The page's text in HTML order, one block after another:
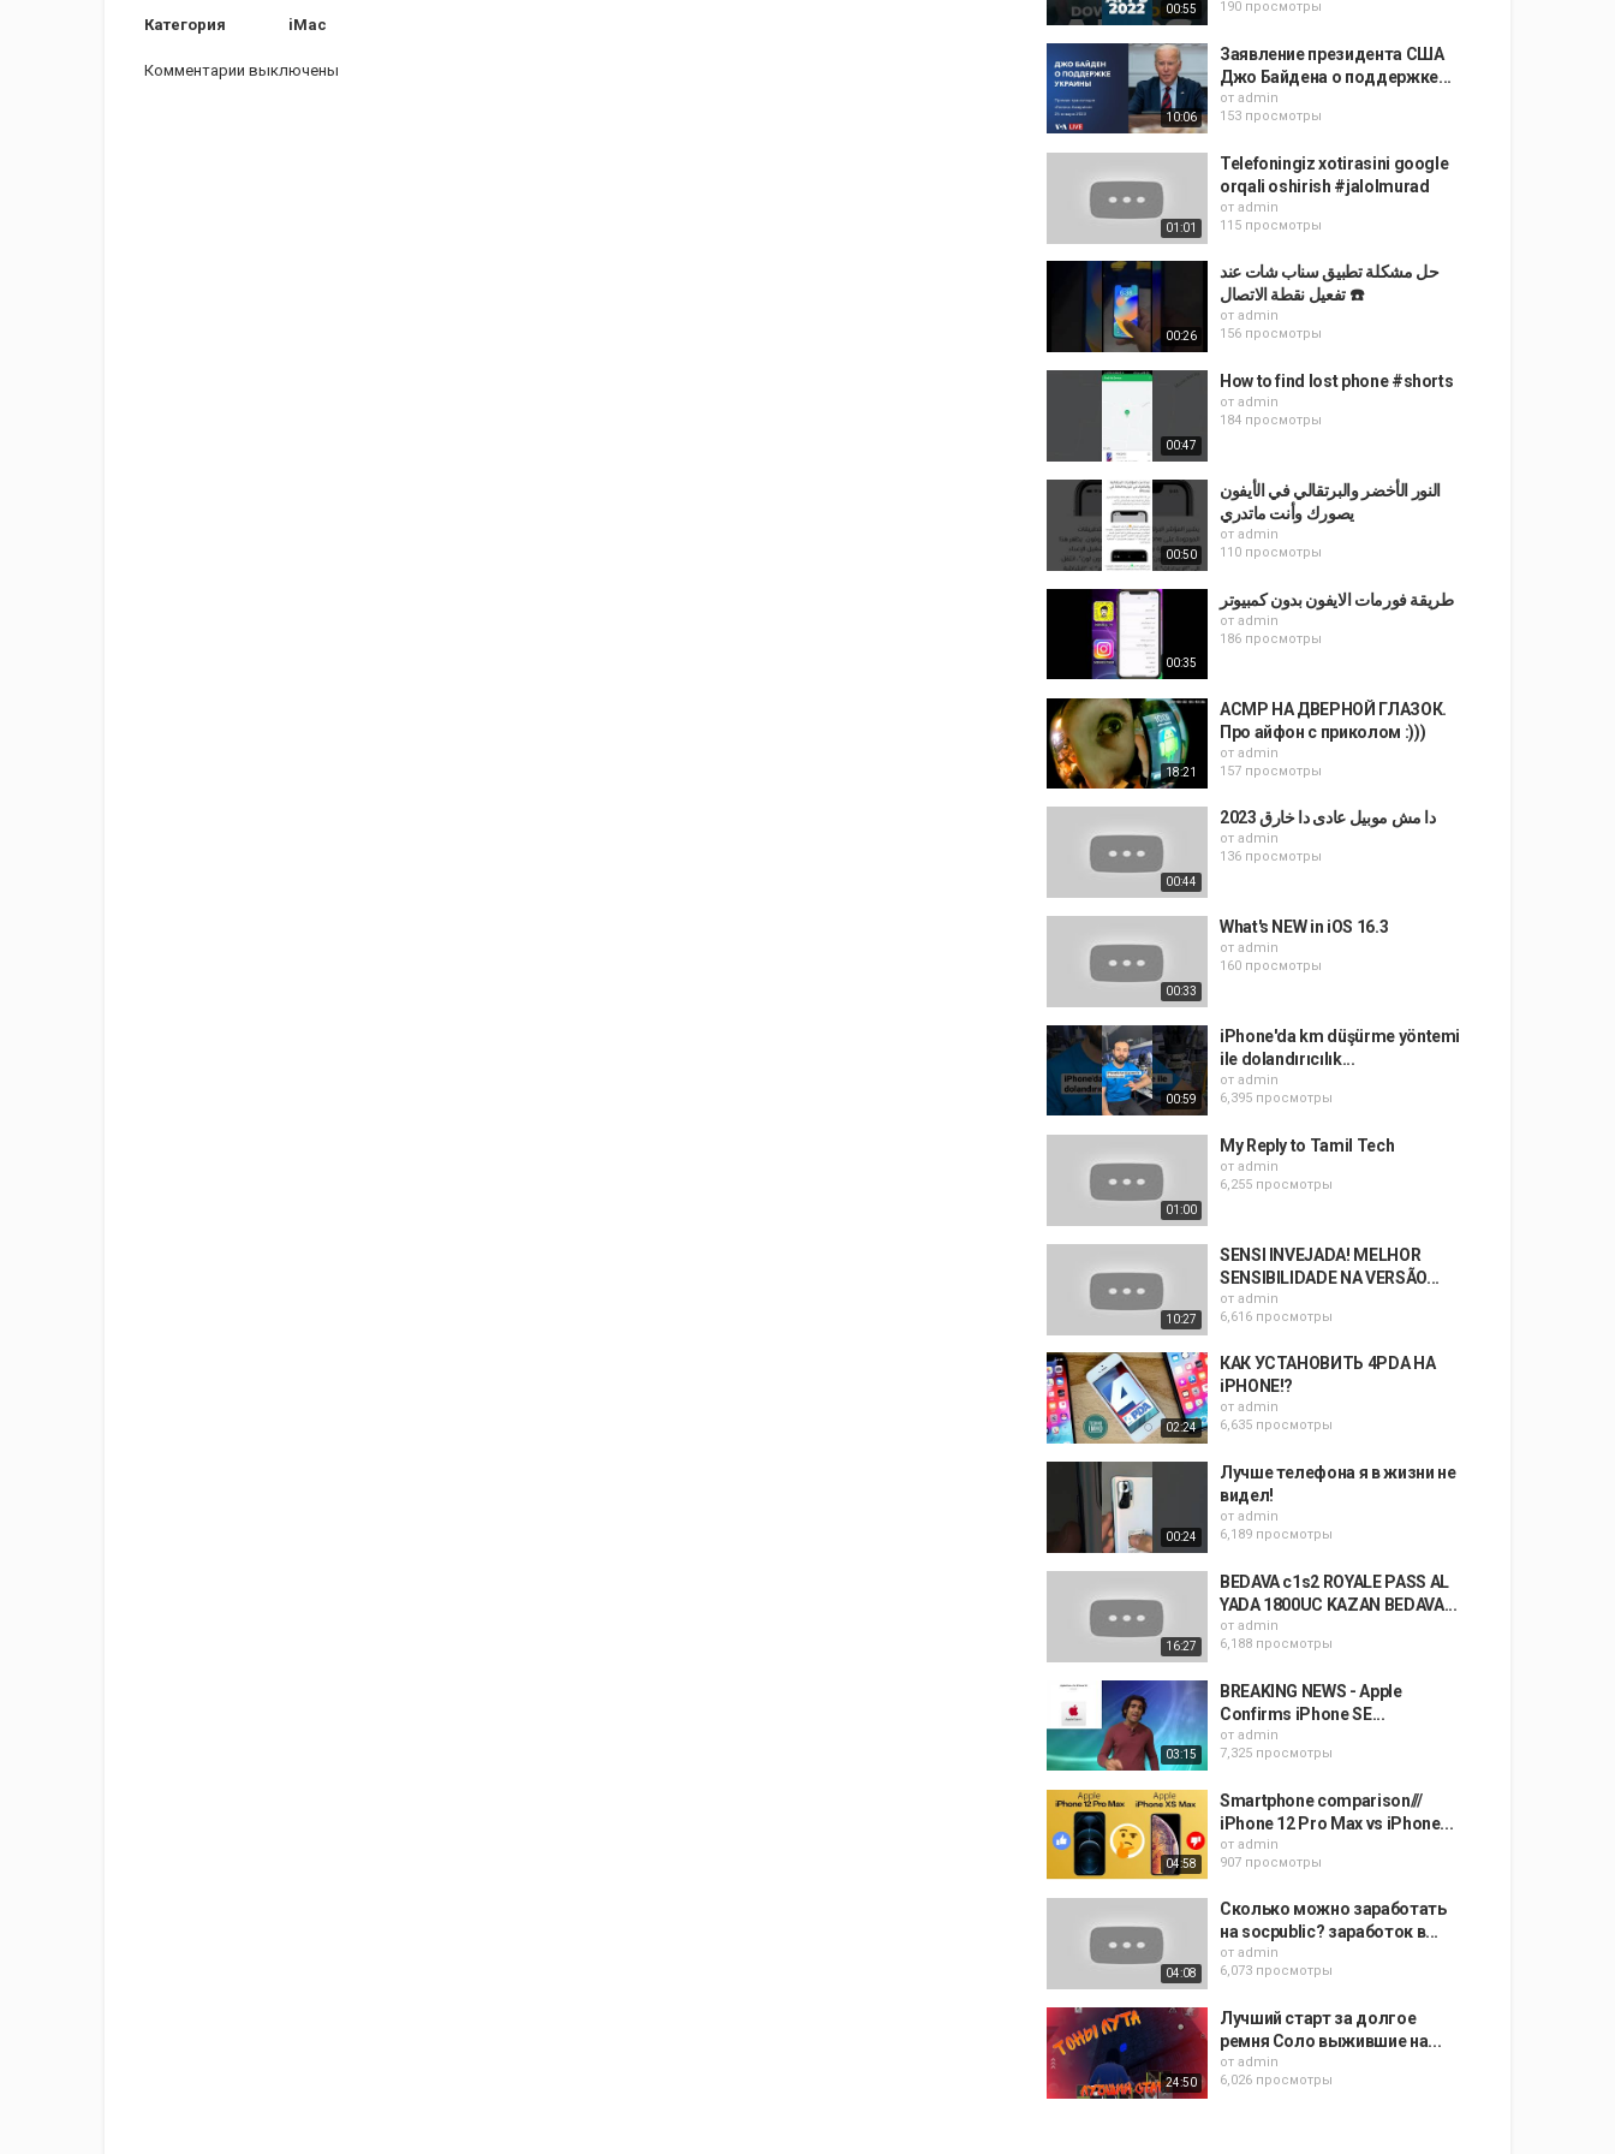
Категория iMac
Комментарии выключены
00:55 190 просмотры
10:06
Заявление президента США
Джо Байдена о поддержке...
от admin
153 просмотры
01:01
Telefoningiz xotirasini google
orqali oshirish #jalolmurad
от admin
115 просмотры
00:26
حل مشكلة تطبيق سناب شات عند
تفعيل نقطة الاتصال ☎️
от admin
156 просмотры
00:47
How to find lost phone #shorts
от admin
184 просмотры
00:50
النور الأخضر والبرتقالي في الأيفون
يصورك وأنت ماتدري
от admin
110 просмотры
00:35
طريقة فورمات الايفون بدون كمبيوتر
от admin
186 просмотры
18:21
АСМР НА ДВЕРНОЙ ГЛАЗОК.
Про айфон с приколом :)))
от admin
157 просмотры
00:44
دا مش موبيل عادى دا خارق 2023
от admin
136 просмотры
00:33
What's NEW in iOS 16.3
от admin
160 просмотры
00:59
iPhone'da km düşürme yöntemi
ile dolandırıcılık...
от admin
6,395 просмотры
01:00
My Reply to Tamil Tech
от admin
6,255 просмотры
10:27
SENSI INVEJADA! MELHOR
SENSIBILIDADE NA VERSÃO...
от admin
6,616 просмотры
02:24
КАК УСТАНОВИТЬ 4PDA НА
iPHONE!?
от admin
6,635 просмотры
00:24
Лучше телефона я в жизни не
видел!
от admin
6,189 просмотры
16:27
BEDAVA c1s2 ROYALE PASS AL
YADA 1800UC KAZAN BEDAVA...
от admin
6,188 просмотры
03:15
BREAKING NEWS - Apple
Confirms iPhone SE...
от admin
7,325 просмотры
04:58
Smartphone comparison///
iPhone 12 Pro Max vs iPhone...
от admin
907 просмотры
04:08
Сколько можно заработать
на socpublic? заработок в...
от admin
6,073 просмотры
24:50
Лучший старт за долгое
ремня Соло выжившие на...
от admin
6,026 просмотры